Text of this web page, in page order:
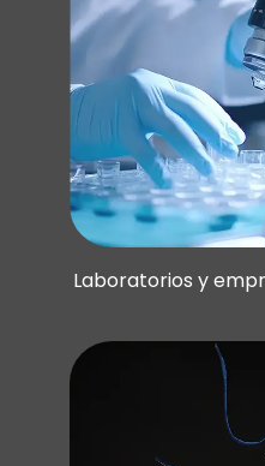
Laboratorios y